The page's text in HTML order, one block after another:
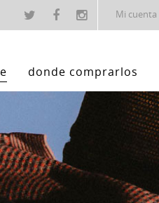
Mi cuenta
donde comprarlos